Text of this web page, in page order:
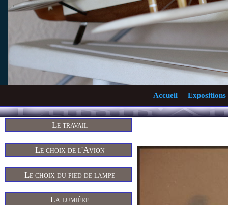
Accueil Expositions
Le travail
Le choix de l'Avion
Le choix du pied de lampe
La lumière